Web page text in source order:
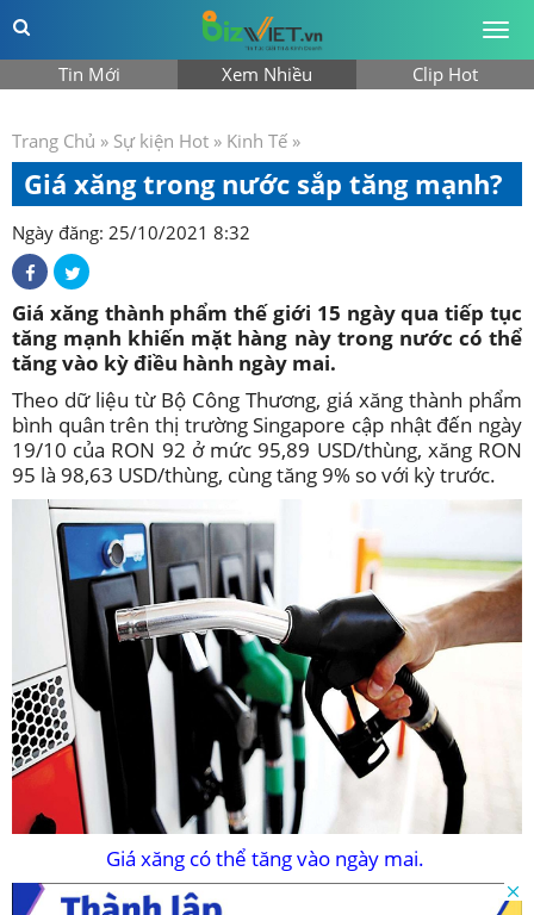
Tin Mới Xem Nhiều Clip Hot
Trang Chủ » Sự kiện Hot » Kinh Tế »
Giá xăng trong nước sắp tăng mạnh?
Ngày đăng: 25/10/2021 8:32
Giá xăng thành phẩm thế giới 15 ngày qua tiếp tục
tăng mạnh khiến mặt hàng này trong nước có thể
tăng vào kỳ điều hành ngày mai.
Theo dữ liệu từ Bộ Công Thương, giá xăng thành phẩm
bình quân trên thị trường Singapore cập nhật đến ngày
19/10 của RON 92 ở mức 95,89 USD/thùng, xăng RON
95 là 98,63 USD/thùng, cùng tăng 9% so với kỳ trước.
Giá xăng có thể tăng vào ngày mai.